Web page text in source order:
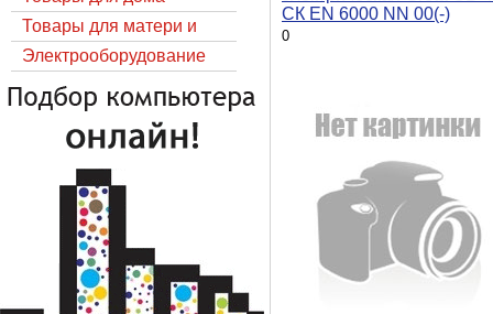
Товары для матери и
ребёнка
Электрооборудование
СК EN 6000 NN 00(-)
(20833)
0